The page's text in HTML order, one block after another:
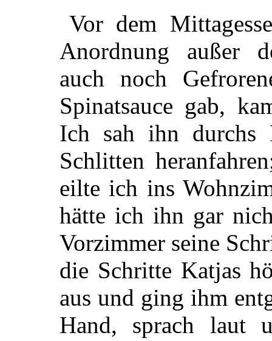
Vor dem
Anordnung außer
auch noch
Spinatsauce gab,
Ich sah ihn durchs
Schlitten
eilte ich ins
hätte ich ihn gar
Vorzimmer seine
die Schritte Katjas
aus und ging ihm
Hand, sprach laut